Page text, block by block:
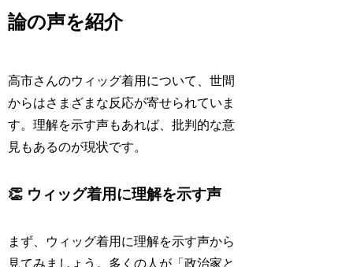
論の声を紹介
高市さんのウィッグ着用について、世間
からはさまざまな反応が寄せられていま
す。理解を示す声もあれば、批判的な意
見もあるのが現状です。
👏 ウィッグ着用に理解を示す声
まず、ウィッグ着用に理解を示す声から
見てみましょう。多くの人が「政治家と